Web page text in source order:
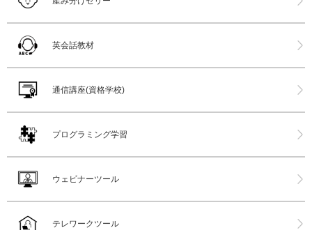
英会話教材
通信講座(資格学校)
プログラミング学習
ウェビナーツール
テレワークツール